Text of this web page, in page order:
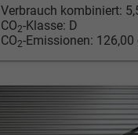
Verbrauch kombiniert:
CO2-Klasse: D
CO2-Emissionen: